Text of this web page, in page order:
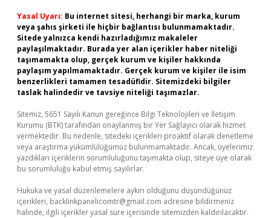
Yasal Uyarı: Bu internet sitesi, herhangi bir marka, kurum
veya şahıs şirketi ile hiçbir bağlantısı bulunmamaktadır.
Sitede yalnızca kendi hazırladığımız makaleler
paylaşılmaktadır. Burada yer alan içerikler haber niteliği
taşımamakta olup, gerçek kurum ve kişiler hakkında
paylaşım yapılmamaktadır. Gerçek kurum ve kişiler ile isim
benzerlikleri tamamen tesadüfidir. Sitemizdeki bilgiler
taslak halindedir ve tavsiye niteliği taşımazlar.
Sitemiz, 5651 Sayılı Kanun gereğince Bilgi Teknolojileri ve İletişim
Kurumu (BTK) tarafından onaylanmış bir Yer Sağlayıcı olarak hizmet
vermektedir. Bu nedenle, sitedeki içerikleri proaktif olarak denetleme
veya araştırma yükümlülüğümüz bulunmamaktadır. Ancak, üyelerimiz
yazdıkları içeriklerin sorumluluğunu taşımakta olup, siteye üye olarak
bu sorumluluğu kabul etmiş sayılırlar.
Hukuka ve yasal düzenlemelere aykırı olduğunu düşündüğünüz
içerikleri, backlinkpanelicomtr@gmail.com adresine bildirmeniz
halinde, ilgili içerikler yasal süre içerisinde sitemizden kaldırılacaktır.